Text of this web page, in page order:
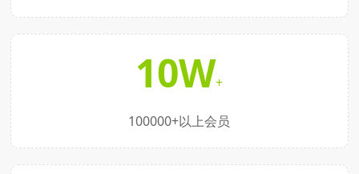
10W+
100000+以上会员